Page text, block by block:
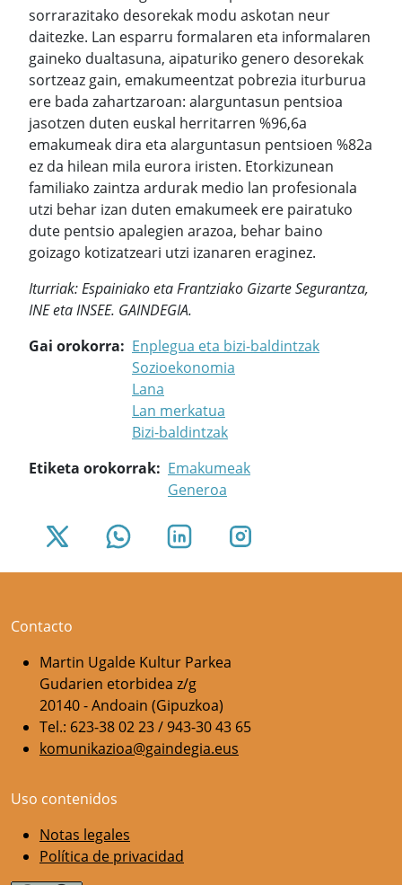
sorrarazitako desorekak modu askotan neur
daitezke. Lan esparru formalaren eta informalaren
gaineko dualtasuna, aipaturiko genero desorekak
sortzeaz gain, emakumeentzat pobrezia iturburua
ere bada zahartzaroan: alarguntasun pentsioa
jasotzen duten euskal herritarren %96,6a
emakumeak dira eta alarguntasun pentsioen %82a
ez da hilean mila eurora iristen. Etorkizunean
familiako zaintza ardurak medio lan profesionala
utzi behar izan duten emakumeek ere pairatuko
dute pentsio apalegien arazoa, behar baino
goizago kotizatzeari utzi izanaren eraginez.
Iturriak: Espainiako eta Frantziako Gizarte Segurantza,
INE eta INSEE. GAINDEGIA.
Gai orokorra
Enplegua eta bizi-baldintzak
Sozioekonomia
Lana
Lan merkatua
Bizi-baldintzak
Etiketa orokorrak
Emakumeak
Generoa
Contacto
Martin Ugalde Kultur Parkea
Gudarien etorbidea z/g
20140 - Andoain (Gipuzkoa)
Tel.: 623-38 02 23 / 943-30 43 65
komunikazioa@gaindegia.eus
Uso contenidos
Notas legales
Política de privacidad